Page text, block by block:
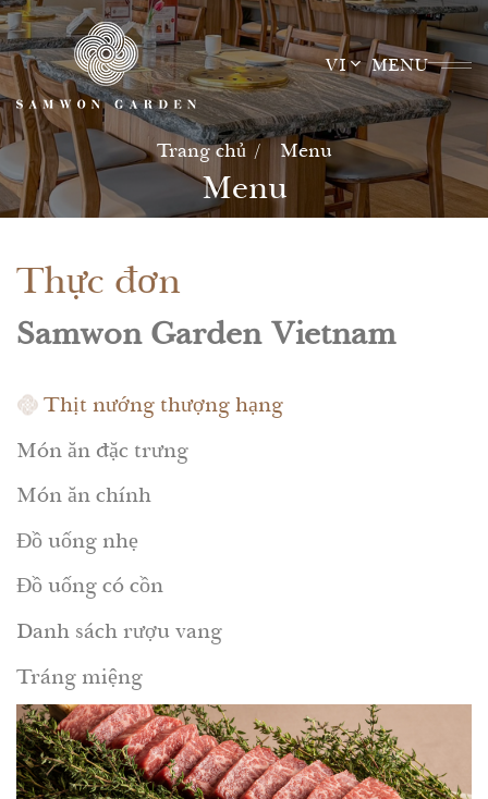
Skip
to
content
VI MENU
Trang chủ Menu
Menu
Thực đơn
Samwon Garden Vietnam
Thịt nướng thượng hạng
Món ăn đặc trưng
Món ăn chính
Đồ uống nhẹ
Đồ uống có cồn
Danh sách rượu vang
Tráng miệng